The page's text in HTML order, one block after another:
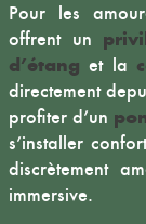
Pour les
offrent un
d’étang et la
directement
profiter d’un
s’installer
discrètement
immersive.